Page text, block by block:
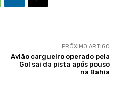
PRÓXIMO ARTIGO
Avião cargueiro operado pela
Gol sai da pista após pouso
na Bahia